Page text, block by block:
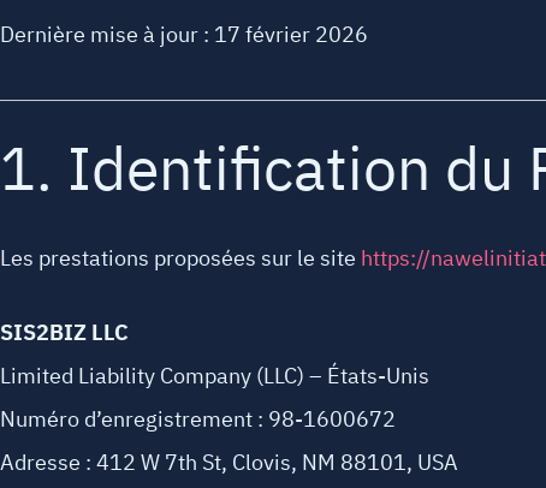
Dernière mise à jour : 17 février 2026
1. Identification du
Les prestations proposées sur le site https://
SIS2BIZ LLC
Limited Liability Company (LLC) – États-Unis
Numéro d’enregistrement : 98-1600672
Adresse : 412 W 7th St, Clovis, NM 88101, USA